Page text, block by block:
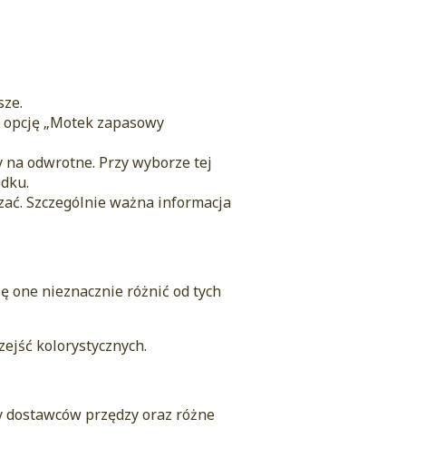
„Motek zapasowy
odwrotne. Przy wyborze tej
Szczególnie ważna informacja
one nieznacznie różnić od tych
kolorystycznych.
dostawców przędzy oraz różne